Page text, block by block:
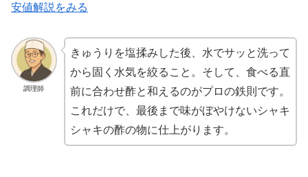
安値解説をみる
調理師
きゅうりを塩揉みした後、水でサッと洗って
から固く水気を絞ること。そして、食べる直
前に合わせ酢と和えるのがプロの鉄則です。
これだけで、最後まで味がぼやけないシャキ
シャキの酢の物に仕上がります。